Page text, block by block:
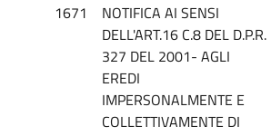
1671
NOTIFICA AI SENSI
DELL'ART.16 C.8 DEL D.P.R.
327 DEL 2001- AGLI
EREDI
IMPERSONALMENTE E
COLLETTIVAMENTE DI